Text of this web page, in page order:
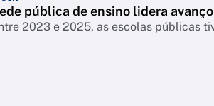
pública de ensino lidera
2023 e 2025, as escolas públicas